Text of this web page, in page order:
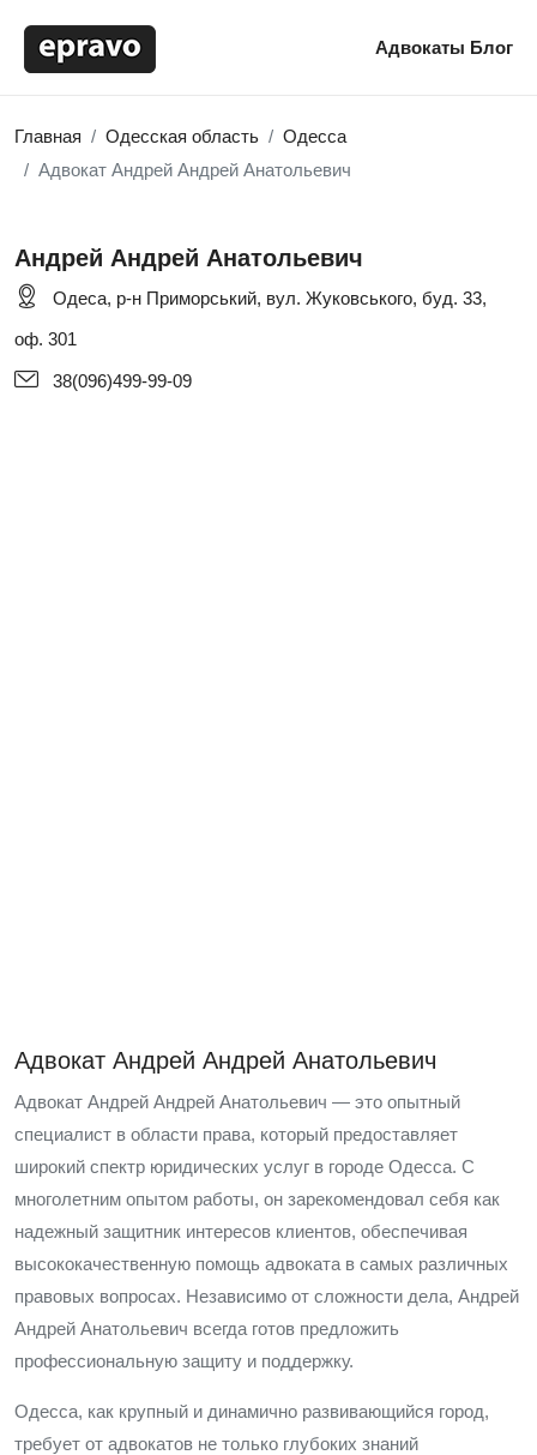
Адвокаты Блог
Главная Одесская область
Одесса
Адвокат Андрей Андрей Анатольевич
Андрей Андрей Анатольевич
Одеса, р-н Приморський, вул. Жуковського, буд. 33,
оф. 301
38(096)499-99-09
Адвокат Андрей Андрей Анатольевич
Адвокат Андрей Андрей Анатольевич — это опытный
специалист в области права, который предоставляет
широкий спектр юридических услуг в городе Одесса. С
многолетним опытом работы, он зарекомендовал себя как
надежный защитник интересов клиентов, обеспечивая
высококачественную помощь адвоката в самых различных
правовых вопросах. Независимо от сложности дела, Андрей
Андрей Анатольевич всегда готов предложить
профессиональную защиту и поддержку.
Одесса, как крупный и динамично развивающийся город,
требует от адвокатов не только глубоких знаний